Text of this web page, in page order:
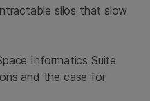
silos that slow
Informatics Suite
and the case for